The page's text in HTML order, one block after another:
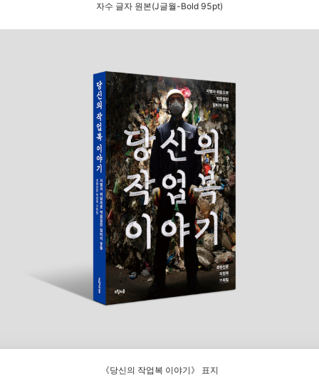
자수 글자 원본(J글월-Bold 95pt)
《당신의 작업복 이야기》 표지